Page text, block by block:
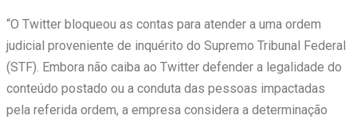
“O Twitter bloqueou as contas para atender a uma ordem
judicial proveniente de inquérito do Supremo Tribunal Federal
(STF). Embora não caiba ao Twitter defender a legalidade do
conteúdo postado ou a conduta das pessoas impactadas
pela referida ordem, a empresa considera a determinação